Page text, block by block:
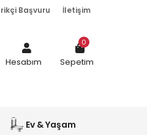
Başvuru İletişim
Hesabım Sepetim
0
Ev & Yaşam